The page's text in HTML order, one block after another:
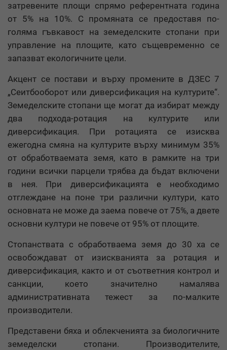
затревените площи спрямо референтната година
от 5% на 10%. С промяната се предоставя по-
голяма гъвкавост на земеделските стопани при
управление на площите, като същевременно се
запазват екологичните цели.
Акцент се постави и върху промените в ДЗЕС 7
„Сеитбооборот или диверсификация на културите“.
Земеделските стопани ще могат да избират между
два подхода-ротация на културите или
диверсификация. При ротацията се изисква
ежегодна смяна на културите върху минимум 35%
от обработваемата земя, като в рамките на три
години всички парцели трябва да бъдат включени
в нея. При диверсификацията е необходимо
отглеждане на поне три различни култури, като
основната не може да заема повече от 75%, а двете
основни култури не повече от 95% от площите.
Стопанствата с обработваема земя до 30 ха се
освобождават от изискванията за ротация и
диверсификация, както и от съответния контрол и
санкции, което значително намалява
административната тежест за по-малките
производители.
Представени бяха и облекченията за биологичните
земеделски стопани. Производителите,